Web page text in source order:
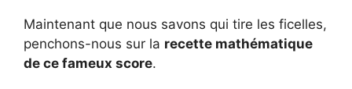
Maintenant que nous savons qui tire les ficelles,
penchons-nous sur la recette mathématique
de ce fameux score.